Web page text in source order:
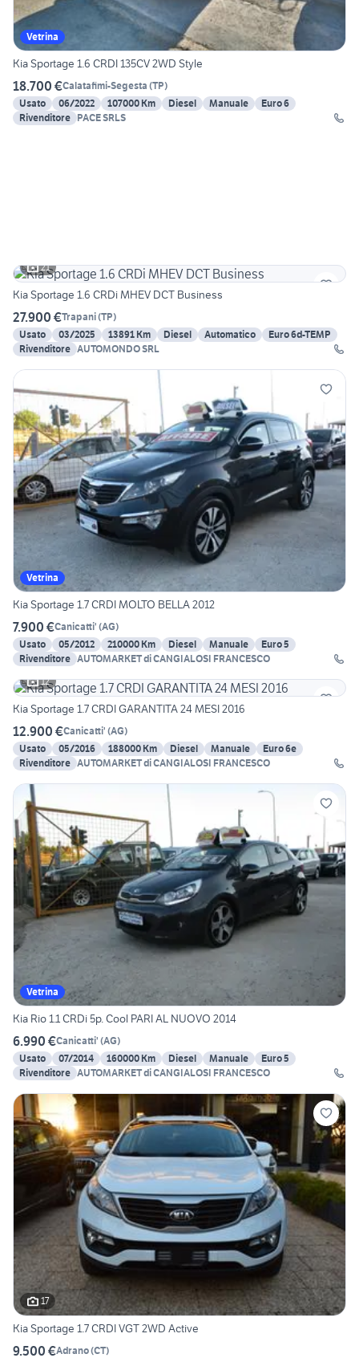
Vetrina
Kia Sportage 1.6 CRDI 135CV 2WD Style
18.700 €Calatafimi-Segesta (TP)
Usato
06/2022 107000 Km Diesel Manuale
Euro 6
Rivenditore PACE SRLS
21
Kia Sportage 1.6 CRDi MHEV DCT Business
27.900 €Trapani(TP)
Usato
03/2025 13891 Km Diesel Automatico
Euro 6d-TEMP
Rivenditore AUTOMONDO SRL
Vetrina
Kia Sportage 1.7 CRDI MOLTO BELLA 2012
7.900 €Canicatti' (AG)
Usato
05/2012 210000 Km Diesel Manuale
Euro 5
Rivenditore AUTOMARKET di CANGIALOSI FRANCESCO
12
Kia Sportage 1.7 CRDI GARANTITA 24 MESI 2016
12.900 €Canicatti' (AG)
Usato
05/2016 188000 Km Diesel Manuale
Euro 6e
Rivenditore AUTOMARKET di CANGIALOSI FRANCESCO
Vetrina
Kia Rio 1.1 CRDi 5p. Cool PARI AL NUOVO 2014
6.990 €Canicatti' (AG)
Usato
07/2014 160000 Km Diesel Manuale
Euro 5
Rivenditore AUTOMARKET di CANGIALOSI FRANCESCO
17
Kia Sportage 1.7 CRDI VGT 2WD Active
9.500 €Adrano(CT)